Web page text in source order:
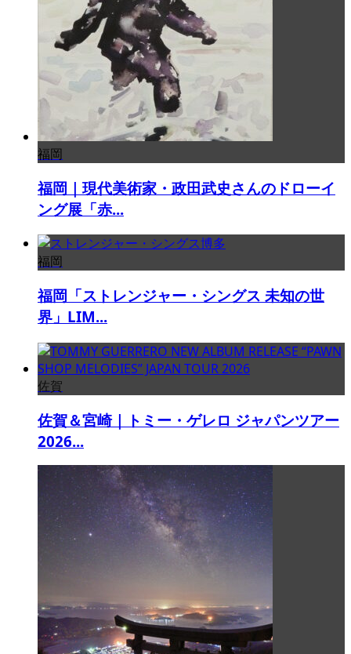
福岡
福岡｜現代美術家・政田武史さんのドローイ
ング展「赤...
福岡
福岡「ストレンジャー・シングス 未知の世
界」LIM...
佐賀
佐賀＆宮崎｜トミー・ゲレロ ジャパンツアー
2026...